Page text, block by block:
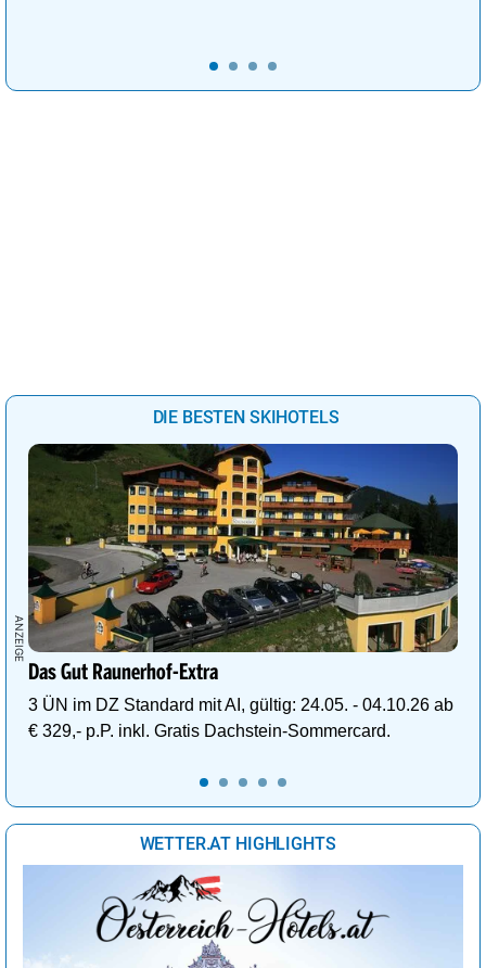
DIE BESTEN SKIHOTELS
Das Gut Raunerhof-Extra
3 ÜN im DZ Standard mit AI, gültig: 24.05. - 04.10.26 ab
€ 329,- p.P. inkl. Gratis Dachstein-Sommercard.
WETTER.AT HIGHLIGHTS